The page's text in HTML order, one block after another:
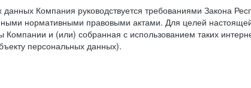
Компания руководствуется требованиями Закона
нормативными правовыми актами. Для целей
и (или) собранная с использованием таких
персональных данных).